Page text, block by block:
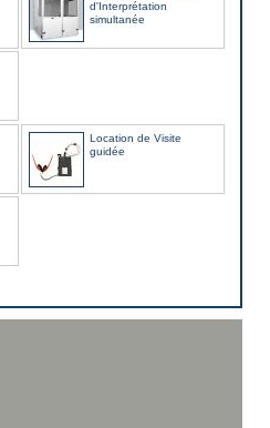
d'Interprétation
simultanée
Location de Visite
guidée